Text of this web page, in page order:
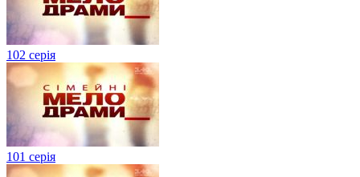
102 серія
101 серія